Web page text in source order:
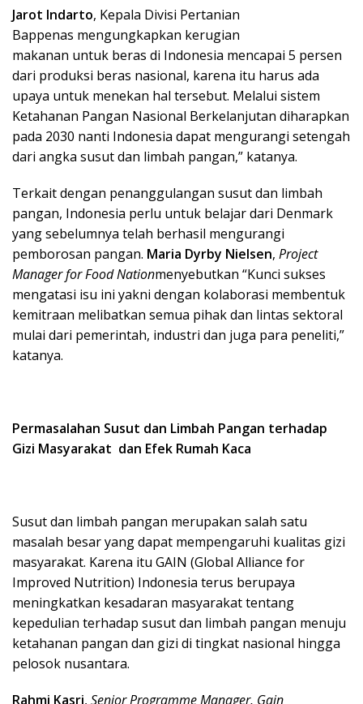
Jarot Indarto, Kepala Divisi Pertanian
Bappenas mengungkapkan kerugian
makanan untuk beras di Indonesia mencapai 5 persen
dari produksi beras nasional, karena itu harus ada
upaya untuk menekan hal tersebut. Melalui sistem
Ketahanan Pangan Nasional Berkelanjutan diharapkan
pada 2030 nanti Indonesia dapat mengurangi setengah
dari angka susut dan limbah pangan,” katanya.
Terkait dengan penanggulangan susut dan limbah
pangan, Indonesia perlu untuk belajar dari Denmark
yang sebelumnya telah berhasil mengurangi
pemborosan pangan. Maria Dyrby Nielsen, Project
Manager for Food Nationmenyebutkan “Kunci sukses
mengatasi isu ini yakni dengan kolaborasi membentuk
kemitraan melibatkan semua pihak dan lintas sektoral
mulai dari pemerintah, industri dan juga para peneliti,”
katanya.
Permasalahan Susut dan Limbah Pangan terhadap
Gizi Masyarakat dan Efek Rumah Kaca
Susut dan limbah pangan merupakan salah satu
masalah besar yang dapat mempengaruhi kualitas gizi
masyarakat. Karena itu GAIN (Global Alliance for
Improved Nutrition) Indonesia terus berupaya
meningkatkan kesadaran masyarakat tentang
kepedulian terhadap susut dan limbah pangan menuju
ketahanan pangan dan gizi di tingkat nasional hingga
pelosok nusantara.
Rahmi Kasri, Senior Programme Manager, Gain